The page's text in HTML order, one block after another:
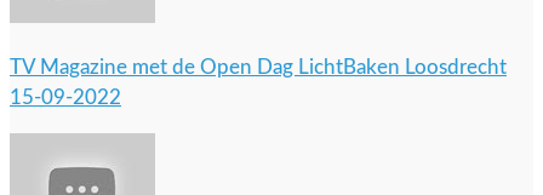
TV Magazine met de Open Dag LichtBaken Loosdrecht
15-09-2022